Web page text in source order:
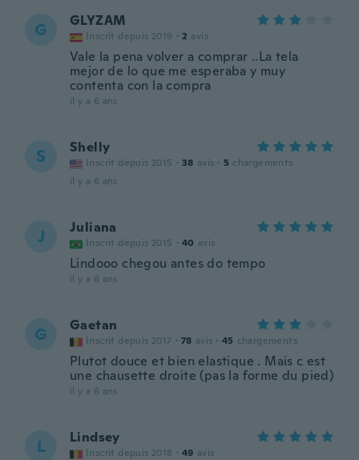
G GLYZAM
Inscrit depuis 2019 · 2 avis
Vale la pena volver a comprar ..La tela
mejor de lo que me esperaba y muy
contenta con la compra
il y a 6 ans
S Shelly
Inscrit depuis 2015 · 38 avis · 5 chargements
il y a 6 ans
J Juliana
Inscrit depuis 2015 · 40 avis
Lindooo chegou antes do tempo
il y a 6 ans
G Gaetan
Inscrit depuis 2017 · 78 avis · 45 chargements
Plutot douce et bien elastique . Mais c est
une chausette droite (pas la forme du pied)
il y a 6 ans
L Lindsey
Inscrit depuis 2018 · 49 avis